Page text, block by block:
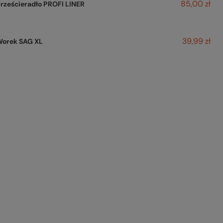
PROFI LINER 85,00 zł
SAG XL 39,99 zł